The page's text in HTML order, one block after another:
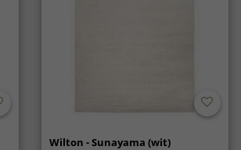
Wilton - Sunayama (wit)